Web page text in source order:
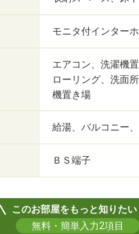
モニタ付インター
エアコン、洗濯機
ローリング、洗面
機置き場
給湯、バルコニー
ＢＳ端子
このお部屋をもっと知りたい
無料・簡単入力2項目